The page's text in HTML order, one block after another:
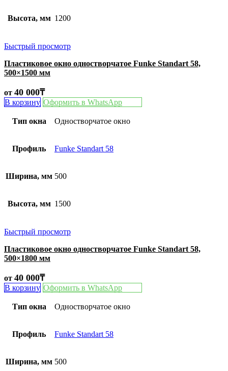
Высота, мм 1200
Быстрый просмотр
Пластиковое окно одностворчатое Funke Standart 58,
500×1500 мм
от 40 000₸
В корзину Оформить в WhatsApp
Тип окна Одностворчатое окно
Профиль Funke Standart 58
Ширина, мм 500
Высота, мм 1500
Быстрый просмотр
Пластиковое окно одностворчатое Funke Standart 58,
500×1800 мм
от 40 000₸
В корзину Оформить в WhatsApp
Тип окна Одностворчатое окно
Профиль Funke Standart 58
Ширина, мм 500